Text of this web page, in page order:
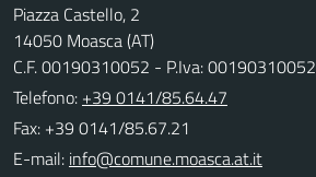
Piazza Castello, 2
14050 Moasca (AT)
C.F. 00190310052 - P.Iva: 00190310052
Telefono: +39 0141/85.64.47
Fax: +39 0141/85.67.21
E-mail: